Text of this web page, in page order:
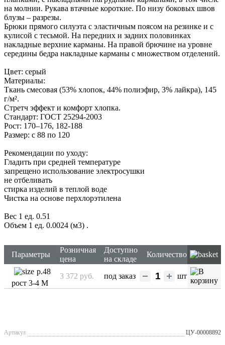
на молнии. Рукава втачные короткие. По низу боковых швов
блузы – разрезы.
Брюки прямого силуэта с эластичным поясом на резинке и с
кулисой с тесьмой. На передних и задних половинках
накладные верхние карманы. На правой брючине на уровне
середины бедра накладные карманы с множеством отделений.
Цвет: серый
Материалы:
Ткань смесовая (53% хлопок, 44% полиэфир, 3% лайкра), 145
г/м².
Стретч эффект и комфорт хлопка.
Стандарт: ГОСТ 25294-2003
Рост: 170–176, 182-188
Размер: с 88 по 120
Рекомендации по уходу:
Гладить при средней температуре
запрещено использование электросушки
не отбеливать
стирка изделий в теплой воде
Чистка на основе перхлорэтилена
Вес 1 ед. 0.51
Объем 1 ед. 0.0024 (м3) .
Параметры
Розничная
цена
Доступно
на складе
Количество
р.48
рост 3-4 М
3 372 руб. под заказ шт
Артикул ЦУ-00008892